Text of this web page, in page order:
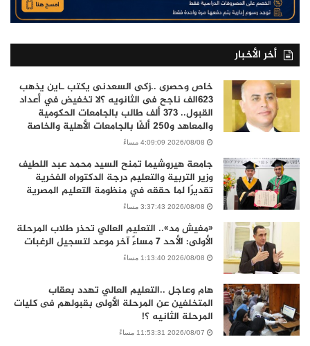
أخر الأخبار
خاص وحصرى ..زكى السعدنى يكتب ـاين يذهب
٦٢٣الف ناجح فى الثانويه ؟لا تخفيض في أعداد
القبول.. 373 ألف طالب بالجامعات الحكومية
والمعاهد و250 ألفًا بالجامعات الأهلية والخاصة
2026/08/08 4:09:09 مساءً
جامعة هيروشيما تمنح السيد محمد عبد اللطيف
وزير التربية والتعليم درجة الدكتوراه الفخرية
تقديرًا لما حققه في منظومة التعليم المصرية
2026/08/08 3:37:43 مساءً
«مفيش مد».. التعليم العالي تحذر طلاب المرحلة
الأولى: الأحد 7 مساءً آخر موعد لتسجيل الرغبات
2026/08/08 1:13:40 مساءً
هام وعاجل ..التعليم العالي تهدد بعقاب
المتخلفين عن المرحلة الأولى بقبولهم فى كليات
المرحلة الثانيه ؟!
2026/08/07 11:53:31 مساءً